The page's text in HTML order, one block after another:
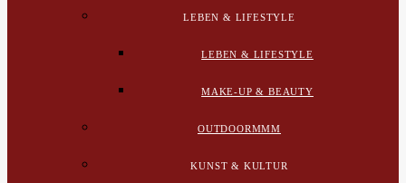
LEBEN & LIFESTYLE
LEBEN & LIFESTYLE
MAKE-UP & BEAUTY
OUTDOORMMM
KUNST & KULTUR